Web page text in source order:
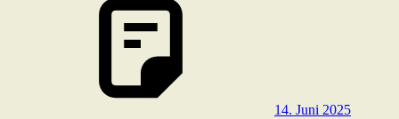
14. Juni 2025